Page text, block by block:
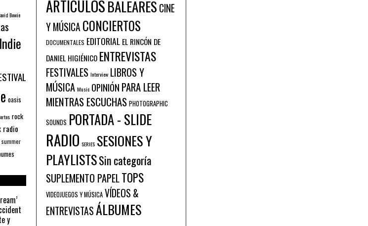
Bowie
Indie
oasis
rock
radio
y
ARTÍCULOSBALEARES CINE
Y MÚSICA CONCIERTOS
DOCUMENTALES EDITORIAL EL RINCÓN DE
DANIEL HIGIÉNICO ENTREVISTAS
FESTIVALES Interview LIBROS Y
MÚSICA Music OPINIÓN PARA LEER
MIENTRAS ESCUCHAS PHOTOGRAPHIC
SOUNDS PORTADA - SLIDE
RADIO SERIES SESIONES Y
PLAYLISTSSin categoría
SUPLEMENTO PAPELTOPS
VIDEOJUEGOS Y MÚSICA VÍDEOS &
ENTREVISTASÁLBUMES